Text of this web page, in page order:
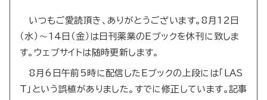
いつもご愛読頂き、ありがとうございます。8月12日
（水）～14日（金）は日刊薬業のEブックを休刊に致しま
す。ウェブサイトは随時更新します。
8月6日午前5時に配信したEブックの上段には「LAS
T」という誤植がありました。すでに修正しています。記事